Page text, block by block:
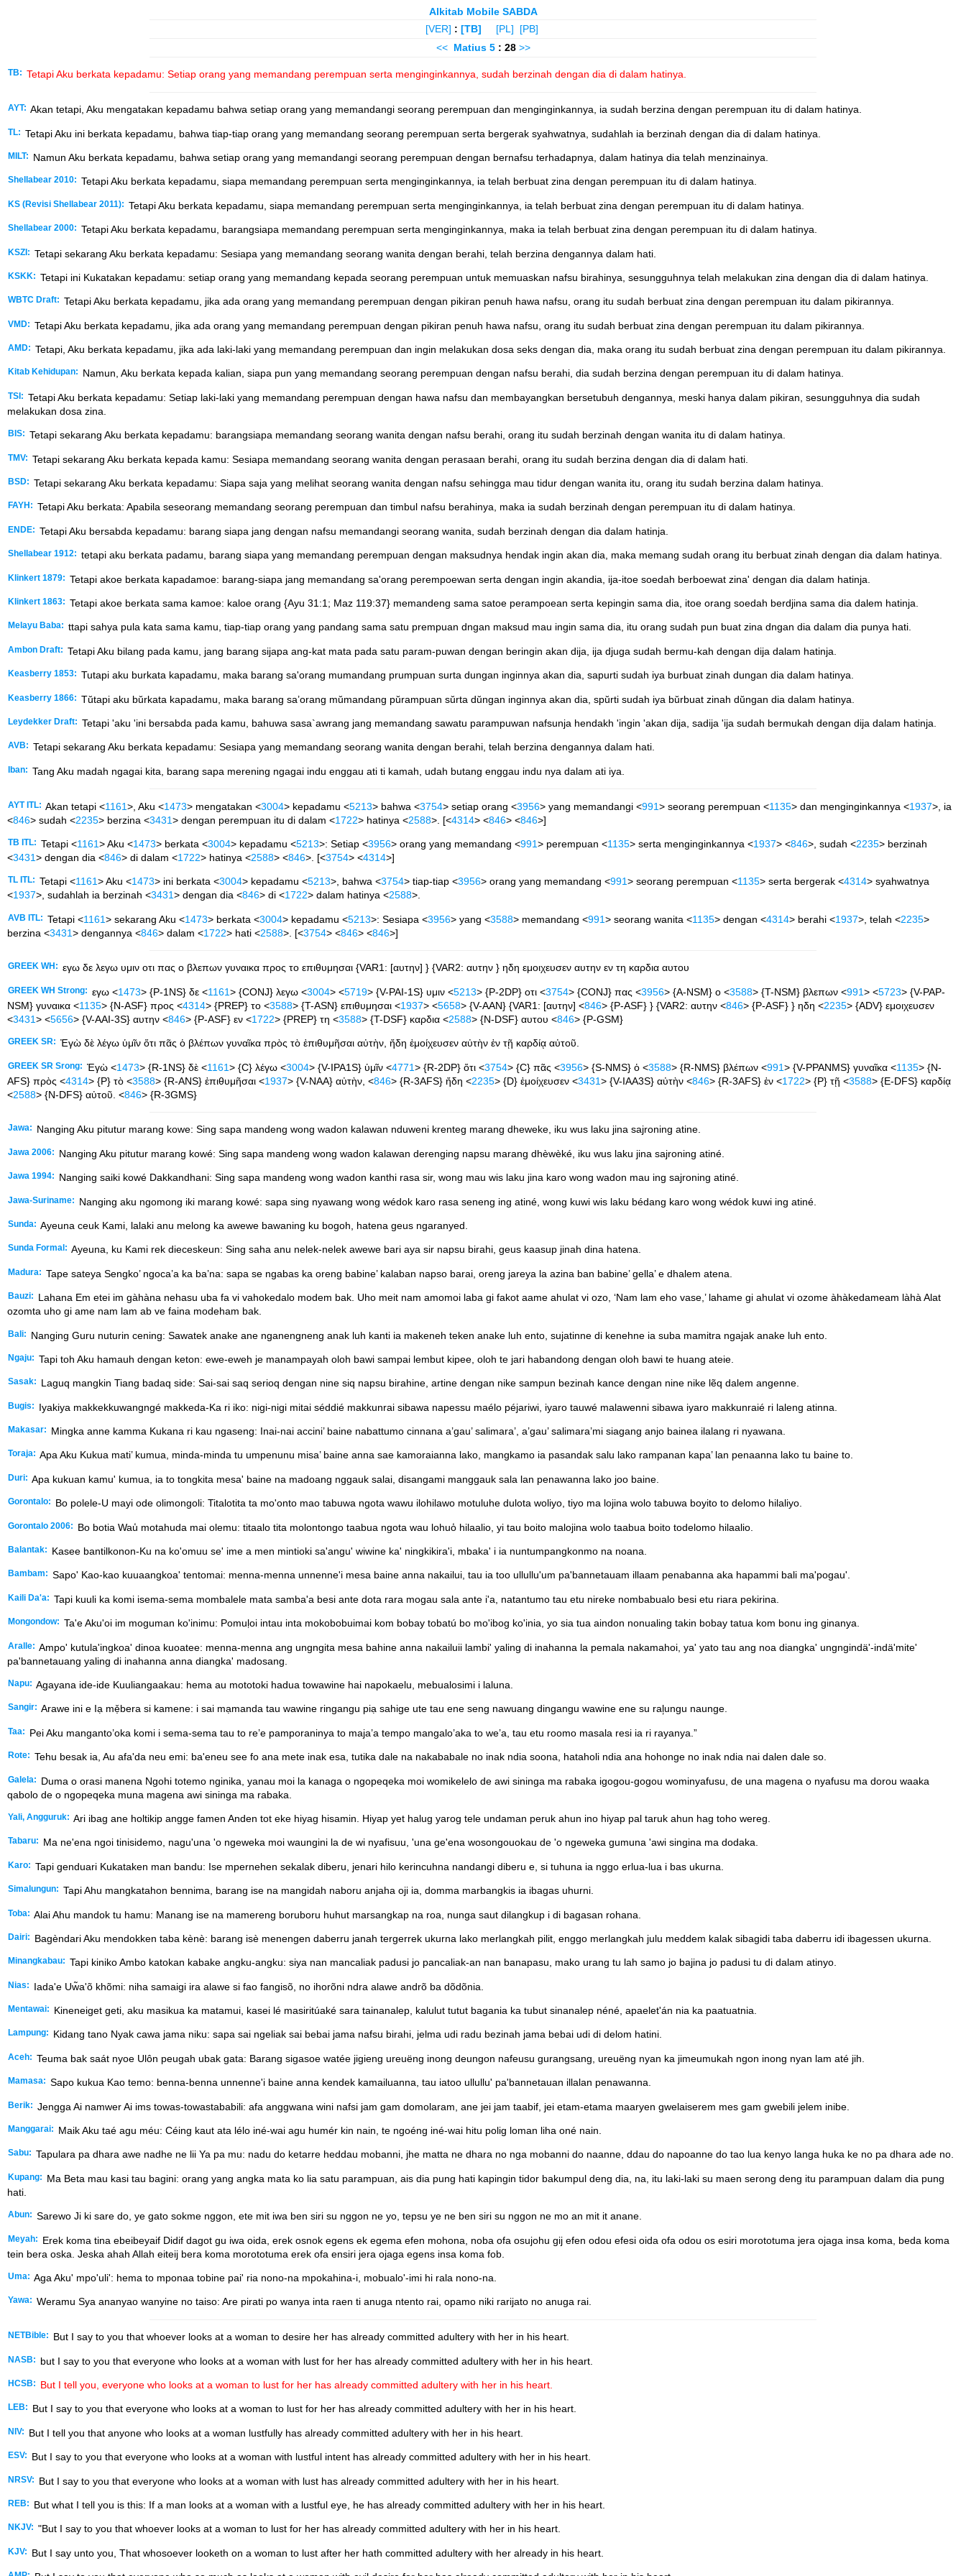
Alkitab Mobile SABDA
[VER] : [TB] [PL]
[PB]
<< Matius 5 : 28 >>
TB: Tetapi Aku berkata kepadamu: Setiap orang yang memandang perempuan serta menginginkannya, sudah berzinah dengan dia di dalam hatinya.
AYT: Akan tetapi, Aku mengatakan kepadamu bahwa setiap orang yang memandangi seorang perempuan dan menginginkannya, ia sudah berzina dengan perempuan itu di dalam hatinya.
TL: Tetapi Aku ini berkata kepadamu, bahwa tiap-tiap orang yang memandang seorang perempuan serta bergerak syahwatnya, sudahlah ia berzinah dengan dia di dalam hatinya.
MILT: Namun Aku berkata kepadamu, bahwa setiap orang yang memandangi seorang perempuan dengan bernafsu terhadapnya, dalam hatinya dia telah menzinainya.
Shellabear 2010: Tetapi Aku berkata kepadamu, siapa memandang perempuan serta menginginkannya, ia telah berbuat zina dengan perempuan itu di dalam hatinya.
KS (Revisi Shellabear 2011): Tetapi Aku berkata kepadamu, siapa memandang perempuan serta menginginkannya, ia telah berbuat zina dengan perempuan itu di dalam hatinya.
Shellabear 2000: Tetapi Aku berkata kepadamu, barangsiapa memandang perempuan serta menginginkannya, maka ia telah berbuat zina dengan perempuan itu di dalam hatinya.
KSZI: Tetapi sekarang Aku berkata kepadamu: Sesiapa yang memandang seorang wanita dengan berahi, telah berzina dengannya dalam hati.
KSKK: Tetapi ini Kukatakan kepadamu: setiap orang yang memandang kepada seorang perempuan untuk memuaskan nafsu birahinya, sesungguhnya telah melakukan zina dengan dia di dalam hatinya.
WBTC Draft: Tetapi Aku berkata kepadamu, jika ada orang yang memandang perempuan dengan pikiran penuh hawa nafsu, orang itu sudah berbuat zina dengan perempuan itu dalam pikirannya.
VMD: Tetapi Aku berkata kepadamu, jika ada orang yang memandang perempuan dengan pikiran penuh hawa nafsu, orang itu sudah berbuat zina dengan perempuan itu dalam pikirannya.
AMD: Tetapi, Aku berkata kepadamu, jika ada laki-laki yang memandang perempuan dan ingin melakukan dosa seks dengan dia, maka orang itu sudah berbuat zina dengan perempuan itu dalam pikirannya.
Kitab Kehidupan: Namun, Aku berkata kepada kalian, siapa pun yang memandang seorang perempuan dengan nafsu berahi, dia sudah berzina dengan perempuan itu di dalam hatinya.
TSI: Tetapi Aku berkata kepadamu: Setiap laki-laki yang memandang perempuan dengan hawa nafsu dan membayangkan bersetubuh dengannya, meski hanya dalam pikiran, sesungguhnya dia sudah
melakukan dosa zina.
BIS: Tetapi sekarang Aku berkata kepadamu: barangsiapa memandang seorang wanita dengan nafsu berahi, orang itu sudah berzinah dengan wanita itu di dalam hatinya.
TMV: Tetapi sekarang Aku berkata kepada kamu: Sesiapa memandang seorang wanita dengan perasaan berahi, orang itu sudah berzina dengan dia di dalam hati.
BSD: Tetapi sekarang Aku berkata kepadamu: Siapa saja yang melihat seorang wanita dengan nafsu sehingga mau tidur dengan wanita itu, orang itu sudah berzina dalam hatinya.
FAYH: Tetapi Aku berkata: Apabila seseorang memandang seorang perempuan dan timbul nafsu berahinya, maka ia sudah berzinah dengan perempuan itu di dalam hatinya.
ENDE: Tetapi Aku bersabda kepadamu: barang siapa jang dengan nafsu memandangi seorang wanita, sudah berzinah dengan dia dalam hatinja.
Shellabear 1912: tetapi aku berkata padamu, barang siapa yang memandang perempuan dengan maksudnya hendak ingin akan dia, maka memang sudah orang itu berbuat zinah dengan dia dalam hatinya.
Klinkert 1879: Tetapi akoe berkata kapadamoe: barang-siapa jang memandang sa'orang perempoewan serta dengan ingin akandia, ija-itoe soedah berboewat zina' dengan dia dalam hatinja.
Klinkert 1863: Tetapi akoe berkata sama kamoe: kaloe orang {Ayu 31:1; Maz 119:37} memandeng sama satoe perampoean serta kepingin sama dia, itoe orang soedah berdjina sama dia dalem hatinja.
Melayu Baba: ttapi sahya pula kata sama kamu, tiap-tiap orang yang pandang sama satu prempuan dngan maksud mau ingin sama dia, itu orang sudah pun buat zina dngan dia dalam dia punya hati.
Ambon Draft: Tetapi Aku bilang pada kamu, jang barang sijapa ang-kat mata pada satu param-puwan dengan beringin akan dija, ija djuga sudah bermu-kah dengan dija dalam hatinja.
Keasberry 1853: Tutapi aku burkata kapadamu, maka barang sa'orang mumandang prumpuan surta dungan inginnya akan dia, sapurti sudah iya burbuat zinah dungan dia dalam hatinya.
Keasberry 1866: Tŭtapi aku bŭrkata kapadamu, maka barang sa’orang mŭmandang pŭrampuan sŭrta dŭngan inginnya akan dia, spŭrti sudah iya bŭrbuat zinah dŭngan dia dalam hatinya.
Leydekker Draft: Tetapi 'aku 'ini bersabda pada kamu, bahuwa sasa`awrang jang memandang sawatu parampuwan nafsunja hendakh 'ingin 'akan dija, sadija 'ija sudah bermukah dengan dija dalam hatinja.
AVB: Tetapi sekarang Aku berkata kepadamu: Sesiapa yang memandang seorang wanita dengan berahi, telah berzina dengannya dalam hati.
Iban: Tang Aku madah ngagai kita, barang sapa merening ngagai indu enggau ati ti kamah, udah butang enggau indu nya dalam ati iya.
AYT ITL: Akan tetapi <1161>, Aku <1473> mengatakan <3004> kepadamu <5213> bahwa <3754> setiap orang <3956> yang memandangi <991> seorang perempuan <1135> dan menginginkannya <1937>, ia
<846> sudah <2235> berzina <3431> dengan perempuan itu di dalam <1722> hatinya <2588>. [<4314> <846> <846>]
TB ITL: Tetapi <1161> Aku <1473> berkata <3004> kepadamu <5213>: Setiap <3956> orang yang memandang <991> perempuan <1135> serta menginginkannya <1937> <846>, sudah <2235> berzinah
<3431> dengan dia <846> di dalam <1722> hatinya <2588> <846>. [<3754> <4314>]
TL ITL: Tetapi <1161> Aku <1473> ini berkata <3004> kepadamu <5213>, bahwa <3754> tiap-tiap <3956> orang yang memandang <991> seorang perempuan <1135> serta bergerak <4314> syahwatnya
<1937>, sudahlah ia berzinah <3431> dengan dia <846> di <1722> dalam hatinya <2588>.
AVB ITL: Tetapi <1161> sekarang Aku <1473> berkata <3004> kepadamu <5213>: Sesiapa <3956> yang <3588> memandang <991> seorang wanita <1135> dengan <4314> berahi <1937>, telah <2235>
berzina <3431> dengannya <846> dalam <1722> hati <2588>. [<3754> <846> <846>]
GREEK WH: εγω δε λεγω υμιν οτι πας ο βλεπων γυναικα προς το επιθυμησαι {VAR1: [αυτην] } {VAR2: αυτην } ηδη εμοιχευσεν αυτην εν τη καρδια αυτου
GREEK WH Strong: εγω <1473> {P-1NS} δε <1161> {CONJ} λεγω <3004> <5719> {V-PAI-1S} υμιν <5213> {P-2DP} οτι <3754> {CONJ} πας <3956> {A-NSM} ο <3588> {T-NSM} βλεπων <991> <5723> {V-PAP-
NSM} γυναικα <1135> {N-ASF} προς <4314> {PREP} το <3588> {T-ASN} επιθυμησαι <1937> <5658> {V-AAN} {VAR1: [αυτην] <846> {P-ASF} } {VAR2: αυτην <846> {P-ASF} } ηδη <2235> {ADV} εμοιχευσεν
<3431> <5656> {V-AAI-3S} αυτην <846> {P-ASF} εν <1722> {PREP} τη <3588> {T-DSF} καρδια <2588> {N-DSF} αυτου <846> {P-GSM}
GREEK SR: Ἐγὼ δὲ λέγω ὑμῖν ὅτι πᾶς ὁ βλέπων γυναῖκα πρὸς τὸ ἐπιθυμῆσαι αὐτὴν, ἤδη ἐμοίχευσεν αὐτὴν ἐν τῇ καρδίᾳ αὐτοῦ.
GREEK SR Srong: Ἐγὼ <1473> {R-1NS} δὲ <1161> {C} λέγω <3004> {V-IPA1S} ὑμῖν <4771> {R-2DP} ὅτι <3754> {C} πᾶς <3956> {S-NMS} ὁ <3588> {R-NMS} βλέπων <991> {V-PPANMS} γυναῖκα <1135> {N-
AFS} πρὸς <4314> {P} τὸ <3588> {R-ANS} ἐπιθυμῆσαι <1937> {V-NAA} αὐτὴν, <846> {R-3AFS} ἤδη <2235> {D} ἐμοίχευσεν <3431> {V-IAA3S} αὐτὴν <846> {R-3AFS} ἐν <1722> {P} τῇ <3588> {E-DFS} καρδίᾳ
<2588> {N-DFS} αὐτοῦ. <846> {R-3GMS}
Jawa: Nanging Aku pitutur marang kowe: Sing sapa mandeng wong wadon kalawan nduweni krenteg marang dheweke, iku wus laku jina sajroning atine.
Jawa 2006: Nanging Aku pitutur marang kowé: Sing sapa mandeng wong wadon kalawan derenging napsu marang dhèwèké, iku wus laku jina sajroning atiné.
Jawa 1994: Nanging saiki kowé Dakkandhani: Sing sapa mandeng wong wadon kanthi rasa sir, wong mau wis laku jina karo wong wadon mau ing sajroning atiné.
Jawa-Suriname: Nanging aku ngomong iki marang kowé: sapa sing nyawang wong wédok karo rasa seneng ing atiné, wong kuwi wis laku bédang karo wong wédok kuwi ing atiné.
Sunda: Ayeuna ceuk Kami, lalaki anu melong ka awewe bawaning ku bogoh, hatena geus ngaranyed.
Sunda Formal: Ayeuna, ku Kami rek dieceskeun: Sing saha anu nelek-nelek awewe bari aya sir napsu birahi, geus kaasup jinah dina hatena.
Madura: Tape sateya Sengko’ ngoca’a ka ba’na: sapa se ngabas ka oreng babine’ kalaban napso barai, oreng jareya la azina ban babine’ gella’ e dhalem atena.
Bauzi:
Lahana Em etei im gàhàna nehasu uba fa vi vahokedalo modem bak. Uho meit nam amomoi laba gi fakot aame ahulat vi ozo, ‘Nam lam eho vase,’ lahame gi ahulat vi ozome àhàkedameam làhà Alat
ozomta uho gi ame nam lam ab ve faina modeham bak.
Bali: Nanging Guru nuturin cening: Sawatek anake ane nganengneng anak luh kanti ia makeneh teken anake luh ento, sujatinne di kenehne ia suba mamitra ngajak anake luh ento.
Ngaju: Tapi toh Aku hamauh dengan keton: ewe-eweh je manampayah oloh bawi sampai lembut kipee, oloh te jari habandong dengan oloh bawi te huang ateie.
Sasak: Laguq mangkin Tiang badaq side: Sai-sai saq serioq dengan nine siq napsu birahine, artine dengan nike sampun bezinah kance dengan nine nike lẽq dalem angenne.
Bugis: Iyakiya makkekkuwangngé makkeda-Ka ri iko: nigi-nigi mitai séddié makkunrai sibawa napessu maélo péjariwi, iyaro tauwé malawenni sibawa iyaro makkunraié ri laleng atinna.
Makasar: Mingka anne kamma Kukana ri kau ngaseng: Inai-nai accini’ baine nabattumo cinnana a’gau’ salimara’, a’gau’ salimara’mi siagang anjo bainea ilalang ri nyawana.
Toraja: Apa Aku Kukua mati’ kumua, minda-minda tu umpenunu misa’ baine anna sae kamoraianna lako, mangkamo ia pasandak salu lako rampanan kapa’ lan penaanna lako tu baine to.
Duri: Apa kukuan kamu' kumua, ia to tongkita mesa' baine na madoang nggauk salai, disangami manggauk sala lan penawanna lako joo baine.
Gorontalo: Bo polele-U mayi ode olimongoli: Titalotita ta mo'onto mao tabuwa ngota wawu ilohilawo motuluhe dulota woliyo, tiyo ma lojina wolo tabuwa boyito to delomo hilaliyo.
Gorontalo 2006: Bo botia Wau̒ motahuda mai olemu: titaalo tita molontongo taabua ngota wau lohuo̒ hilaalio, yi tau boito malojina wolo taabua boito todelomo hilaalio.
Balantak: Kasee bantilkonon-Ku na ko'omuu se' ime a men mintioki sa'angu' wiwine ka' ningkikira'i, mbaka' i ia nuntumpangkonmo na noana.
Bambam: Sapo' Kao-kao kuuaangkoa' tentomai: menna-menna unnenne'i mesa baine anna nakailui, tau ia too ullullu'um pa'bannetauam illaam penabanna aka hapammi bali ma'pogau'.
Kaili Da'a: Tapi kuuli ka komi isema-sema mombalele mata samba'a besi ante dota rara mogau sala ante i'a, natantumo tau etu nireke nombabualo besi etu riara pekirina.
Mongondow: Ta'e Aku'oi im moguman ko'inimu: Pomuḷoi intau inta mokobobuimai kom bobay tobatú bo mo'ibog ko'inia, yo sia tua aindon nonualing takin bobay tatua kom bonu ing ginanya.
Aralle: Ampo' kutula'ingkoa' dinoa kuoatee: menna-menna ang ungngita mesa bahine anna nakailuii lambi' yaling di inahanna la pemala nakamahoi, ya' yato tau ang noa diangka' ungngindä'-indä'mite'
pa'bannetauang yaling di inahanna anna diangka' madosang.
Napu: Agayana ide-ide Kuuliangaakau: hema au mototoki hadua towawine hai napokaelu, mebualosimi i laluna.
Sangir: Arawe ini e Iạ mẹ̌bera si kamene: i sai mạmanda tau wawine ringangu piạ sahige ute tau ene seng nawuang dingangu wawine ene su ral᷊ungu naunge.
Taa: Pei Aku manganto’oka komi i sema-sema tau to re’e pamporaninya to maja’a tempo mangalo’aka to we’a, tau etu roomo masala resi ia ri rayanya.”
Rote: Tehu besak ia, Au afa'da neu emi: ba'eneu see fo ana mete inak esa, tutika dale na nakababale no inak ndia soona, hataholi ndia ana hohonge no inak ndia nai dalen dale so.
Galela:
Duma o orasi manena Ngohi totemo nginika, yanau moi la kanaga o ngopeqeka moi womikelelo de awi sininga ma rabaka igogou-gogou wominyafusu, de una magena o nyafusu ma dorou waaka
qabolo de o ngopeqeka muna magena awi sininga ma rabaka.
Yali, Angguruk: Ari ibag ane holtikip angge famen Anden tot eke hiyag hisamin. Hiyap yet halug yarog tele undaman peruk ahun ino hiyap pal taruk ahun hag toho wereg.
Tabaru: Ma ne'ena ngoi tinisidemo, nagu'una 'o ngeweka moi waungini la de wi nyafisuu, 'una ge'ena wosongouokau de 'o ngeweka gumuna 'awi singina ma dodaka.
Karo: Tapi genduari Kukataken man bandu: Ise mpernehen sekalak diberu, jenari hilo kerincuhna nandangi diberu e, si tuhuna ia nggo erlua-lua i bas ukurna.
Simalungun: Tapi Ahu mangkatahon bennima, barang ise na mangidah naboru anjaha oji ia, domma marbangkis ia ibagas uhurni.
Toba: Alai Ahu mandok tu hamu: Manang ise na mamereng boruboru huhut marsangkap na roa, nunga saut dilangkup i di bagasan rohana.
Dairi: Bagèndari Aku mendokken taba kènè: barang isè menengen daberru janah tergerrek ukurna lako merlangkah pilit, enggo merlangkah julu meddem kalak sibagidi taba daberru idi ibagessen ukurna.
Minangkabau: Tapi kiniko Ambo katokan kabake angku-angku: siya nan mancaliak padusi jo pancaliak-an nan banapasu, mako urang tu lah samo jo bajina jo padusi tu di dalam atinyo.
Nias: Iada'e Uw̃a'õ khõmi: niha samaigi ira alawe si fao fangisõ, no ihorõni ndra alawe andrõ ba dõdõnia.
Mentawai: Kineneiget geti, aku masikua ka matamui, kasei lé masiritúaké sara tainanalep, kalulut tutut bagania ka tubut sinanalep néné, apaelet'án nia ka paatuatnia.
Lampung: Kidang tano Nyak cawa jama niku: sapa sai ngeliak sai bebai jama nafsu birahi, jelma udi radu bezinah jama bebai udi di delom hatini.
Aceh: Teuma bak saát nyoe Ulôn peugah ubak gata: Barang sigasoe watée jigieng ureuëng inong deungon nafeusu gurangsang, ureuëng nyan ka jimeumukah ngon inong nyan lam até jih.
Mamasa: Sapo kukua Kao temo: benna-benna unnenne'i baine anna kendek kamailuanna, tau iatoo ullullu' pa'bannetauan illalan penawanna.
Berik: Jengga Ai namwer Ai ims towas-towastababili: afa anggwana wini nafsi jam gam domolaram, ane jei jam taabif, jei etam-etama maaryen gwelaiserem mes gam gwebili jelem inibe.
Manggarai: Maik Aku taé agu méu: Céing kaut ata lélo iné-wai agu humér kin nain, te ngoéng iné-wai hitu polig loman liha oné nain.
Sabu: Tapulara pa dhara awe nadhe ne lii Ya pa mu: nadu do ketarre heddau mobanni, jhe matta ne dhara no nga mobanni do naanne, ddau do napoanne do tao lua kenyo langa huka ke no pa dhara ade no.
Kupang:
Ma Beta mau kasi tau bagini: orang yang angka mata ko lia satu parampuan, ais dia pung hati kapingin tidor bakumpul deng dia, na, itu laki-laki su maen serong deng itu parampuan dalam dia pung
hati.
Abun: Sarewo Ji ki sare do, ye gato sokme nggon, ete mit iwa ben siri su nggon ne yo, tepsu ye ne ben siri su nggon ne mo an mit it anane.
Meyah:
Erek koma tina ebeibeyaif Didif dagot gu iwa oida, erek osnok egens ek egema efen mohona, noba ofa osujohu gij efen odou efesi oida ofa odou os esiri morototuma jera ojaga insa koma, beda koma
tein bera oska. Jeska ahah Allah eiteij bera koma morototuma erek ofa ensiri jera ojaga egens insa koma fob.
Uma: Aga Aku' mpo'uli': hema to mponaa tobine pai' ria nono-na mpokahina-i, mobualo'-imi hi rala nono-na.
Yawa: Weramu Sya ananyao wanyine no taiso: Are pirati po wanya inta raen ti anuga ntento rai, opamo niki rarijato no anuga rai.
NETBible: But I say to you that whoever looks at a woman to desire her has already committed adultery with her in his heart.
NASB: but I say to you that everyone who looks at a woman with lust for her has already committed adultery with her in his heart.
HCSB: But I tell you, everyone who looks at a woman to lust for her has already committed adultery with her in his heart.
LEB: But I say to you that everyone who looks at a woman to lust for her has already committed adultery with her in his heart.
NIV: But I tell you that anyone who looks at a woman lustfully has already committed adultery with her in his heart.
ESV: But I say to you that everyone who looks at a woman with lustful intent has already committed adultery with her in his heart.
NRSV: But I say to you that everyone who looks at a woman with lust has already committed adultery with her in his heart.
REB: But what I tell you is this: If a man looks at a woman with a lustful eye, he has already committed adultery with her in his heart.
NKJV: "But I say to you that whoever looks at a woman to lust for her has already committed adultery with her in his heart.
KJV: But I say unto you, That whosoever looketh on a woman to lust after her hath committed adultery with her already in his heart.